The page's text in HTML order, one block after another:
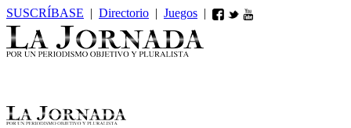
SUSCRÍBASE | Directorio | Juegos |